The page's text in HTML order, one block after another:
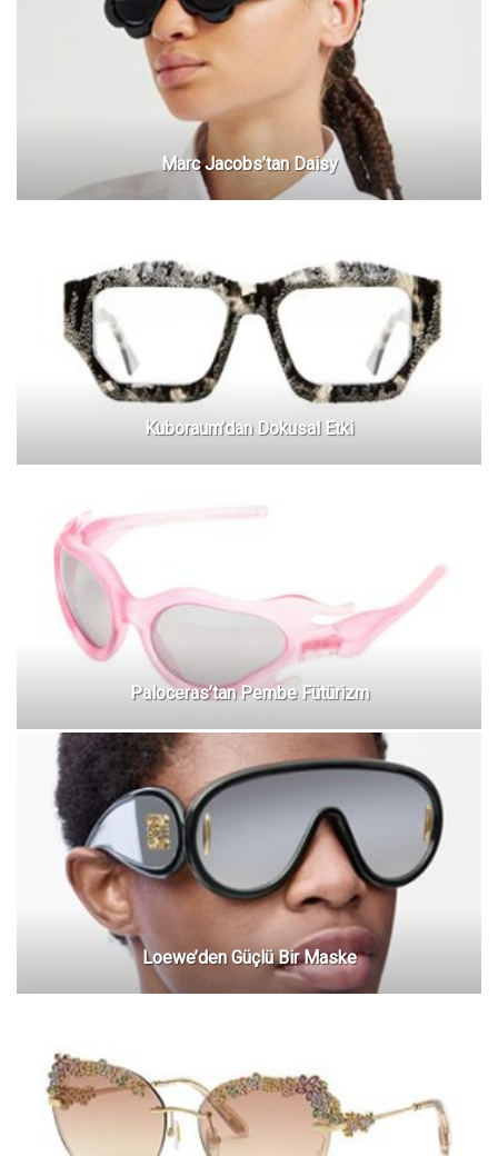
Marc Jacobs’tan Daisy
Kuboraum’dan Dokusal Etki
Paloceras’tan Pembe Fütürizm
Loewe’den Güçlü Bir Maske